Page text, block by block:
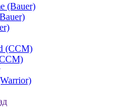
(Bauer)
(CCM)